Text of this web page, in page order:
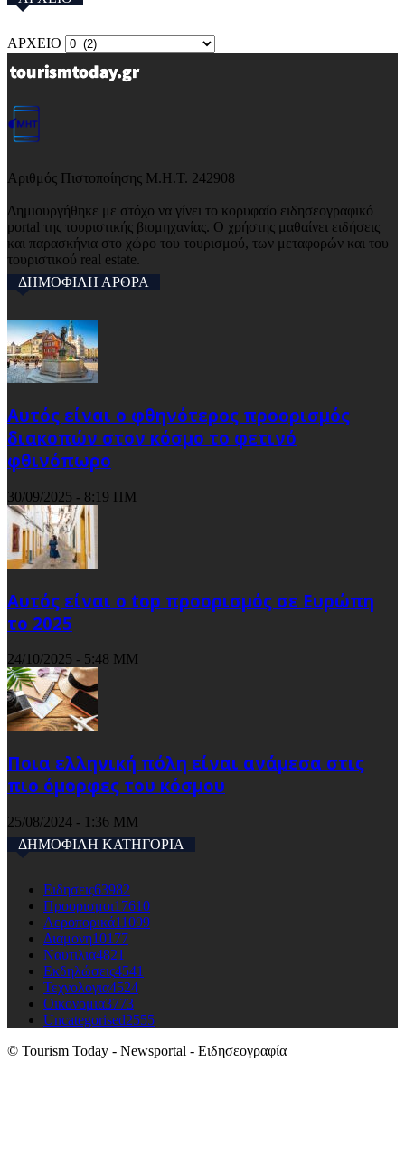
ΑΡΧΕΙΟ
Αριθμός Πιστοποίησης Μ.Η.Τ. 242908
Δημιουργήθηκε με στόχο να γίνει το κορυφαίο ειδησεογραφικό
portal της τουριστικής βιομηχανίας. Ο χρήστης μαθαίνει ειδήσεις
και παρασκήνια στο χώρο του τουρισμού, των μεταφορών και του
τουριστικού real estate.
ΔΗΜΟΦΙΛΗ ΑΡΘΡΑ
Αυτός είναι ο φθηνότερος προορισμός
διακοπών στον κόσμο το φετινό
φθινόπωρο
30/09/2025 - 8:19 ΠΜ
Αυτός είναι ο top προορισμός σε Ευρώπη
το 2025
24/10/2025 - 5:48 ΜΜ
Ποια ελληνική πόλη είναι ανάμεσα στις
πιο όμορφες του κόσμου
25/08/2024 - 1:36 ΜΜ
ΔΗΜΟΦΙΛΗ ΚΑΤΗΓΟΡΙΑ
Ειδησεις63982
Προορισμοι17610
Αεροπορικά11099
Διαμονη10177
Ναυτιλια4821
Εκδηλώσεις4541
Τεχνολογια4524
Οικονομια3773
Uncategorised2555
© Tourism Today - Newsportal - Ειδησεογραφία